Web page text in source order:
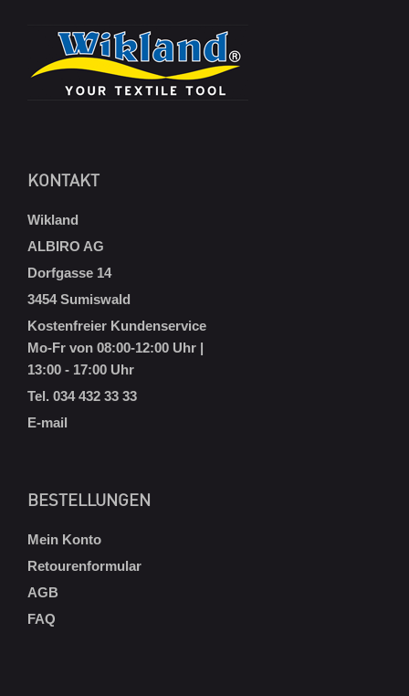
KONTAKT
Wikland
ALBIRO AG
Dorfgasse 14
3454 Sumiswald
Kostenfreier Kundenservice
Mo-Fr von 08:00-12:00 Uhr |
13:00 - 17:00 Uhr
Tel. 034 432 33 33
E-mail
BESTELLUNGEN
Mein Konto
Retourenformular
AGB
FAQ